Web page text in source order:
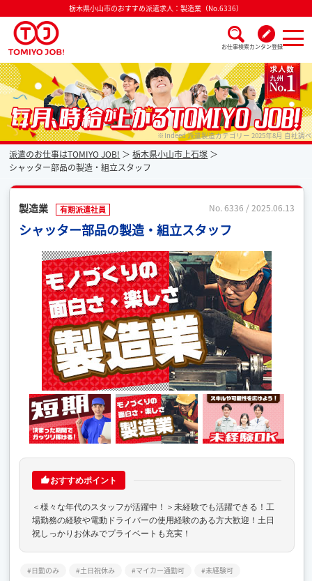
栃木県小山市のおすすめ派遣求人：製造業（No.6336）
お仕事検索カンタン登録
派遣なら毎月時給が上がるトミヨジョブ ※Indeed 派遣製造カテゴリー 2025年8月 自社調べ
派遣のお仕事はTOMIYO JOB!
栃木県小山市上石塚
シャッター部品の製造・組立スタッフ
製造業 有期派遣社員 No. 6336 / 2025.06.13
シャッター部品の製造・組立スタッフ
おすすめポイント
＜様々な年代のスタッフが活躍中！＞未経験でも活躍できる！工
場勤務の経験や電動ドライバーの使用経験のある方大歓迎！土日
祝しっかりお休みでプライベートも充実！
日勤のみ 土日祝休み マイカー通勤可
未経験可